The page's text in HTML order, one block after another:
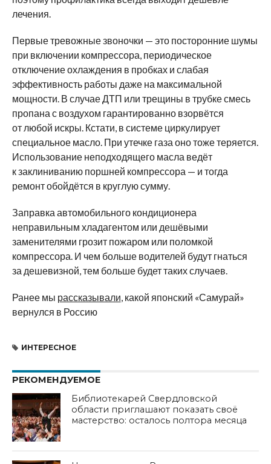
лечения.
Первые тревожные звоночки — это посторонние шумы
при включении компрессора, периодическое
отключение охлаждения в пробках и слабая
эффективность работы даже на максимальной
мощности. В случае ДТП или трещины в трубке смесь
пропана с воздухом гарантированно взорвётся
от любой искры. Кстати, в системе циркулирует
специальное масло. При утечке газа оно тоже теряется.
Использование неподходящего масла ведёт
к заклиниванию поршней компрессора — и тогда
ремонт обойдётся в круглую сумму.
Заправка автомобильного кондиционера
неправильным хладагентом или дешёвыми
заменителями грозит пожаром или поломкой
компрессора. И чем больше водителей будут гнаться
за дешевизной, тем больше будет таких случаев.
Ранее мы рассказывали, какой японский «Самурай»
вернулся в Россию
ИНТЕРЕСНОЕ
РЕКОМЕНДУЕМОЕ
Библиотекарей Свердловской
области приглашают показать своё
мастерство: осталось полтора месяца